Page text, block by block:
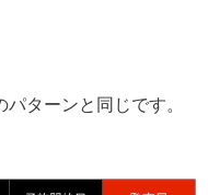
ターンと同じです。